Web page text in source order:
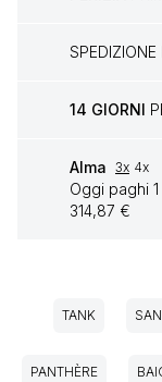
SPEDIZIONE
14 GIORNI
Alma 3x 4x
Oggi paghi
314,87 €
TANK
PANTHÈRE